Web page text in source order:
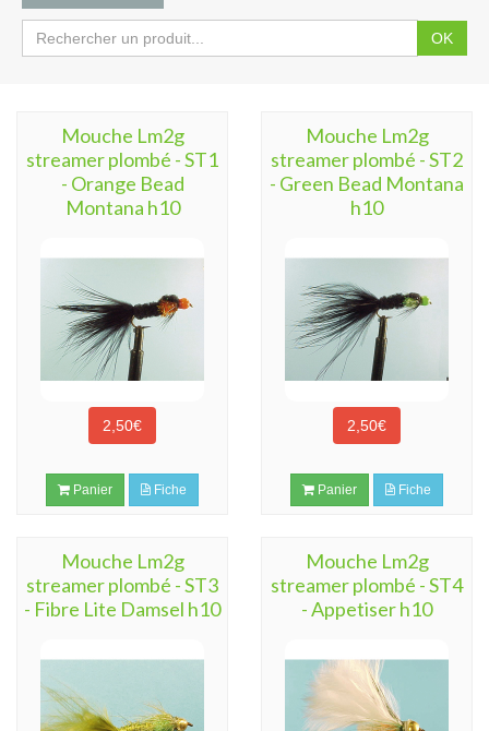
OK
Mouche Lm2g
streamer plombé - ST1
- Orange Bead
Montana h10
2,50€
Panier Fiche
Mouche Lm2g
streamer plombé - ST2
- Green Bead Montana
h10
2,50€
Panier Fiche
Mouche Lm2g
streamer plombé - ST3
- Fibre Lite Damsel h10
Mouche Lm2g
streamer plombé - ST4
- Appetiser h10